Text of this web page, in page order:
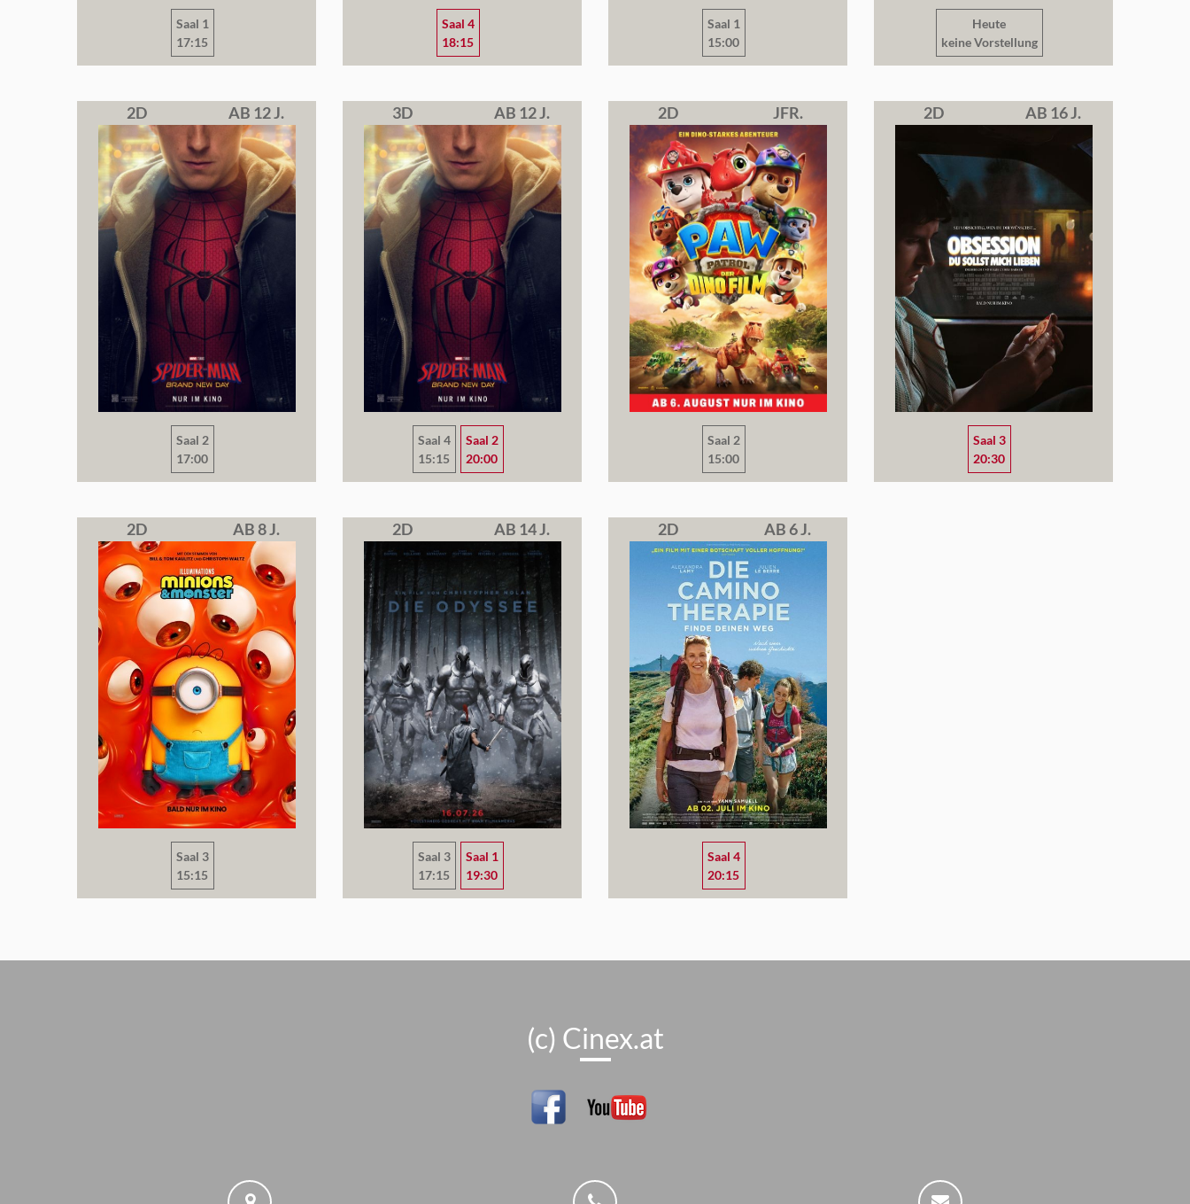
Saal 1
17:15
Saal 4
18:15
Saal 1
15:00
Heute
keine Vorstellung
2D AB 12 J.
Saal 2
17:00
3D AB 12 J.
Saal 4
15:15
Saal 2
20:00
2D JFR.
Saal 2
15:00
2D AB 16 J.
Saal 3
20:30
2D AB 8 J.
Saal 3
15:15
2D AB 14 J.
Saal 3
17:15
Saal 1
19:30
2D AB 6 J.
Saal 4
20:15
(c) Cinex.at